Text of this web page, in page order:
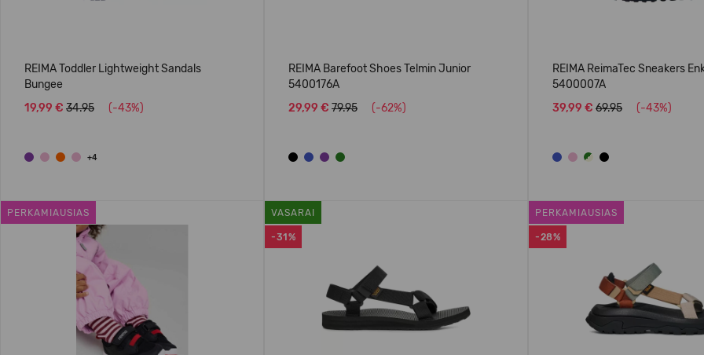
REIMA Toddler Lightweight Sandals
Bungee
19,99 € 34.95 (-43%)
+4
REIMA Barefoot Shoes Telmin Junior
5400176A
29,99 € 79.95 (-62%)
REIMA ReimaTec Sneakers
5400007A
39,99 € 69.95 (-43%)
PERKAMIAUSIAS
-31%
VASARAI
-28%
PERKAMIAUSIAS